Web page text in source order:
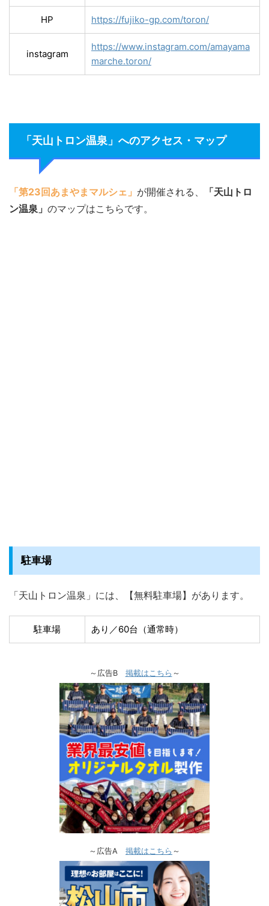
HP https://fujiko-gp.com/toron/
instagram
https://www.instagram.com/amayama
marche.toron/
「天山トロン温泉」へのアクセス・マップ
「第23回あまやまマルシェ」 が開催される、
「天山トロ
ン温泉」 のマップはこちらです。
駐車場
「天山トロン温泉」には、【無料駐車場】があります。
駐車場 あり／60台（通常時）
～広告B 掲載はこちら ～
～広告A 掲載はこちら ～